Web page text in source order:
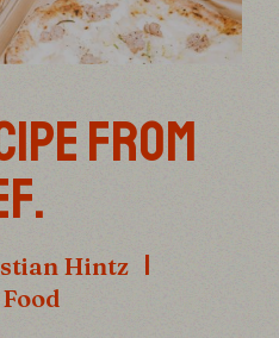
FROM
Hintz
Food